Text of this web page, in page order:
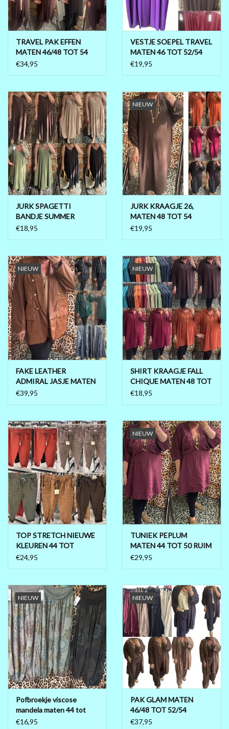
FEESTCOLLECTIE
GLAMOUR GLITTER BLING
BLING
10 EURO SHOP 10 EURO SHOP
10 EURO SHOP 10 EURO
TRAVEL PAK EFFEN
MATEN 46/48 TOT 54
€34,95
VESTJE SOEPEL TRAVEL
MATEN 46 TOT 52/54
€19,95
JURK SPAGETTI
BANDJE SUMMER
MATEN 46/48 TOT 56
€18,95
NIEUW
JURK KRAAGJE 26,
MATEN 48 TOT 54
€19,95
NIEUW
FAKE LEATHER
ADMIRAL JASJE MATEN
48 TOT 54
€39,95
NIEUW
SHIRT KRAAGJE FALL
CHIQUE MATEN 48 TOT
56
€18,95
TOP STRETCH NIEUWE
KLEUREN 44 TOT
KLEINE 52
€24,95
NIEUW
TUNIEK PEPLUM
MATEN 44 TOT 50 RUIM
€29,95
NIEUW
Pofbroekje viscose
mandela maten 44 tot
52/54
€16,95
NIEUW
PAK GLAM MATEN
46/48 TOT 52/54
€37,95